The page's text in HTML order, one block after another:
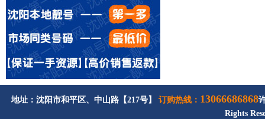
地址：沈阳市和平区、中山路【217号】 订购热线： 13066686868
Rights